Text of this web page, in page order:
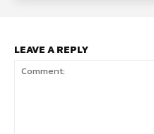
LEAVE A REPLY